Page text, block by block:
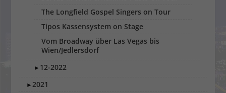
The Longfield Gospel Singers on Tour
Tipos Kassensystem on Stage
Vom Broadway über Las Vegas bis
Wien/Jedlersdorf
► 12-2022
►2021